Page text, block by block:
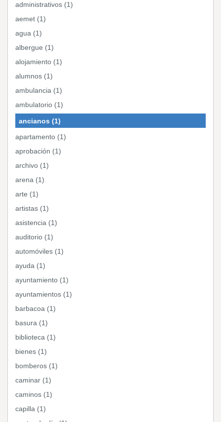
administrativos (1)
aemet (1)
agua (1)
albergue (1)
alojamiento (1)
alumnos (1)
ambulancia (1)
ambulatorio (1)
ancianos (1)
apartamento (1)
aprobación (1)
archivo (1)
arena (1)
arte (1)
artistas (1)
asistencia (1)
auditorio (1)
automóviles (1)
ayuda (1)
ayuntamiento (1)
ayuntamientos (1)
barbacoa (1)
basura (1)
biblioteca (1)
bienes (1)
bomberos (1)
caminar (1)
caminos (1)
capilla (1)